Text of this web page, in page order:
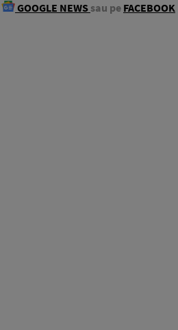
GOOGLE NEWS sau pe FACEBOOK